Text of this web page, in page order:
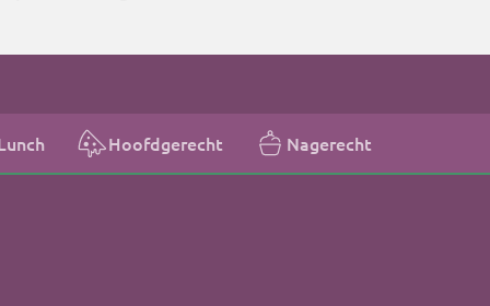
tijden
tijden
Hoofdgerecht Nagerecht